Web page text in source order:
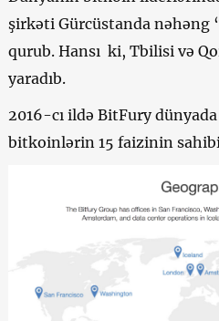
şirkəti Gürcüstanda
qurub. Hansı ki, Tbilisi və
yaradıb.
2016-cı ildə BitFury
bitkoinlərin 15 faizinin